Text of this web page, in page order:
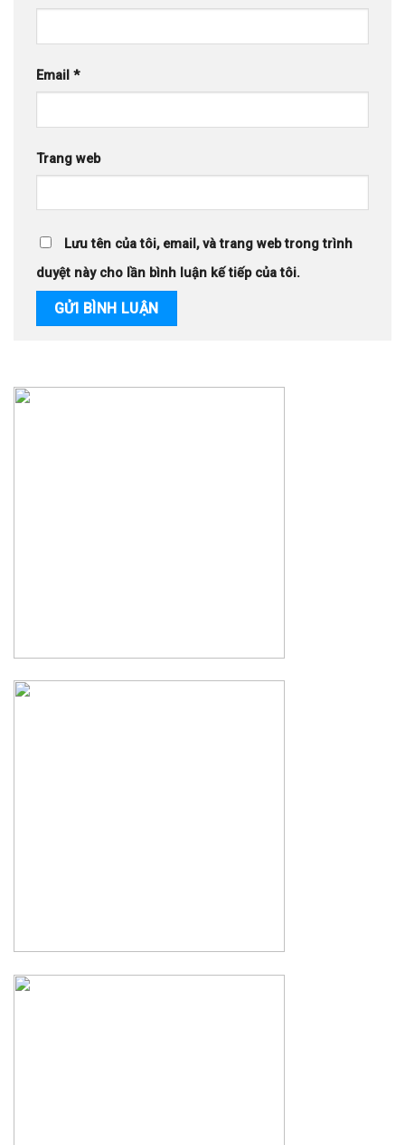
Email *
Trang web
Lưu tên của tôi, email, và trang web trong trình
duyệt này cho lần bình luận kế tiếp của tôi.